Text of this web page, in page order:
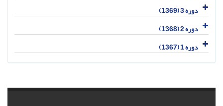
دوره 3 (1369)
دوره 2 (1368)
دوره 1 (1367)